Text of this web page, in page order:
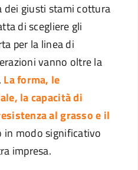
dei giusti stami cottura
di scegliere gli
per la linea di
vanno oltre la
La forma, le
la capacità di
al grasso e il
in modo significativo
impresa.